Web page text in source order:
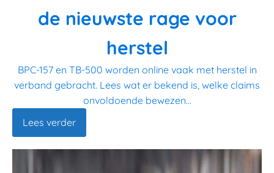
de nieuwste rage voor
herstel
BPC-157 en TB-500 worden online vaak met herstel in
verband gebracht. Lees wat er bekend is, welke claims
onvoldoende bewezen...
Lees verder